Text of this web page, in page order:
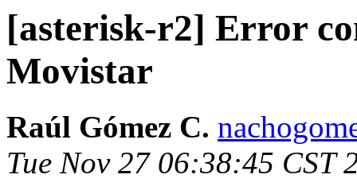
[asterisk-r2] Error
Movistar
Raúl Gómez C.
Tue Nov 27 06:38:45 CST